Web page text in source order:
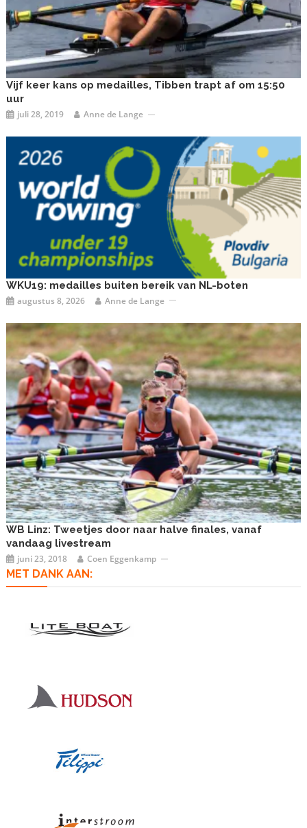
Vijf keer kans op medailles, Tibben trapt af om 15:50
uur
juli 28, 2019 Anne de Lange
WKU19: medailles buiten bereik van NL-boten
augustus 8, 2026 Anne de Lange
WB Linz: Tweetjes door naar halve finales, vanaf
vandaag livestream
juni 23, 2018 Coen Eggenkamp
MET DANK AAN: